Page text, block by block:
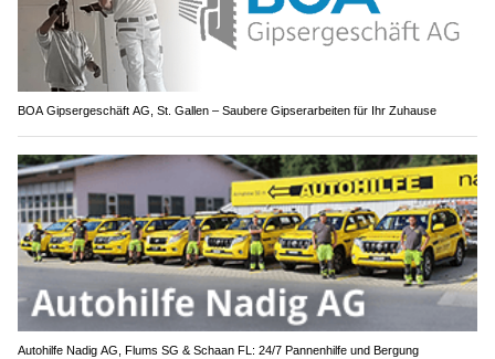
BOA Gipsergeschäft AG, St. Gallen – Saubere Gipserarbeiten für Ihr Zuhause
Autohilfe Nadig AG, Flums SG & Schaan FL: 24/7 Pannenhilfe und Bergung